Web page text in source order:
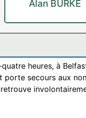
Alan BURKE
heures, à
porte secours aux